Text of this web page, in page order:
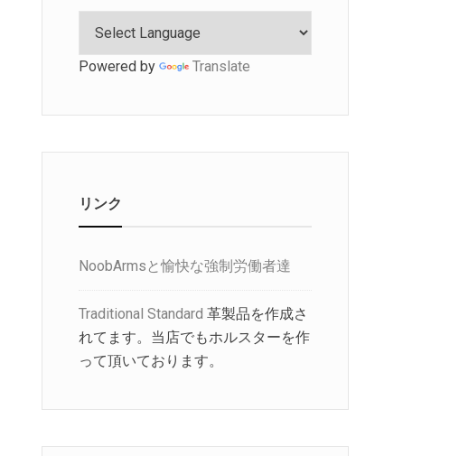
Powered by Translate
リンク
NoobArmsと愉快な強制労働者達
Traditional Standard 革製品を作成さ
れてます。当店でもホルスターを作
って頂いております。